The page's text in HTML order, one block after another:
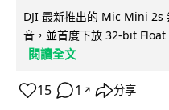
DJI 最新推出的 Mic Mini 2s
音，並首度下放 32-bit
閱讀全文
15 1 ↗ 分享